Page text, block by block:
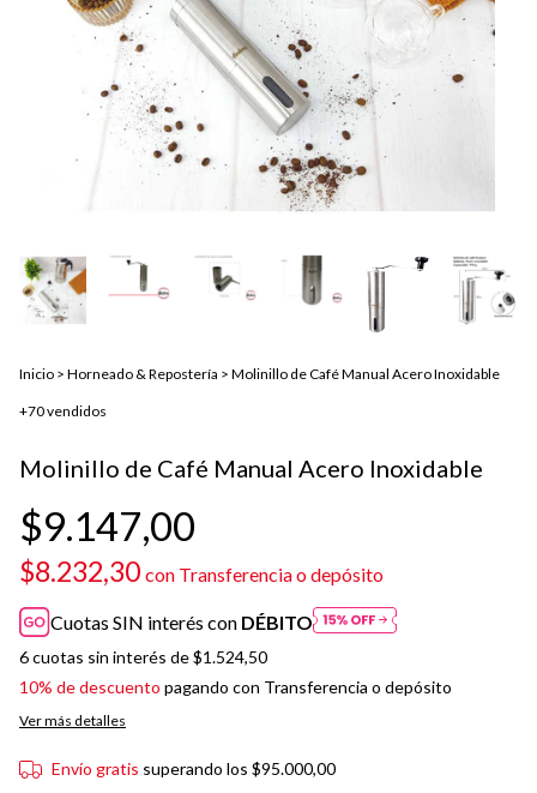
Inicio > Horneado & Repostería > Molinillo de Café Manual Acero Inoxidable
+70 vendidos
Molinillo de Café Manual Acero Inoxidable
$9.147,00
$8.232,30 con Transferencia o depósito
Cuotas SIN interés con DÉBITO
6cuotas sin interés de$1.524,50
10% de descuento pagando con Transferencia o depósito
Ver más detalles
Envío gratis superando los $95.000,00